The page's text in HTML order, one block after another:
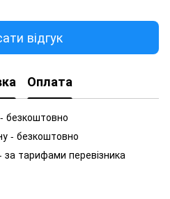
відгук
Оплата
безкоштовно
- безкоштовно
тарифами перевізника